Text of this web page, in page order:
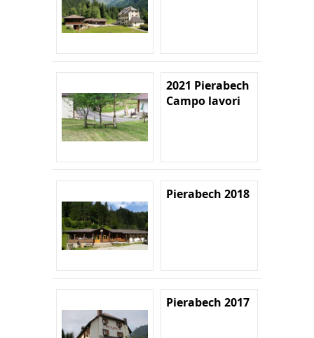
2021 Pierabech
Campo lavori
Pierabech 2018
Pierabech 2017